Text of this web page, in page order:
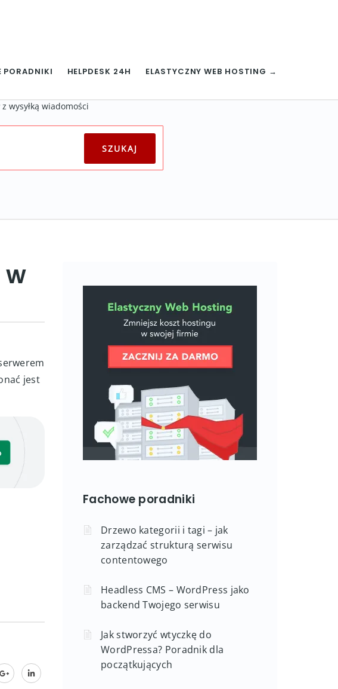
PORADNIKI HELPDESK 24H ELASTYCZNY WEB HOSTING →
wysyłką wiadomości
w
jest
Fachowe poradniki
Drzewo kategorii i tagi – jak
zarządzać strukturą serwisu
contentowego
Headless CMS – WordPress jako
backend Twojego serwisu
Jak stworzyć wtyczkę do
WordPressa? Poradnik dla
początkujących